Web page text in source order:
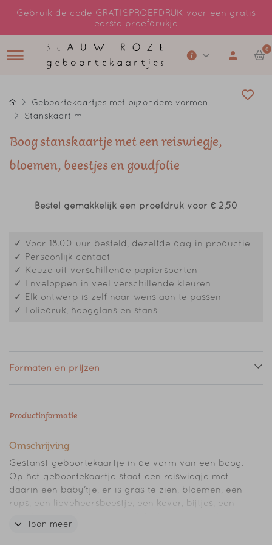
Gebruik de code GRATISPROEFDRUK voor een gratis
eerste proefdrukje
0
Geboortekaartjes met bijzondere vormen
Stanskaart m
Boog stanskaartje met een reiswiegje,
bloemen, beestjes en goudfolie
Bestel gemakkelijk een proefdruk voor € 2,50
✓ Voor 18.00 uur besteld, dezelfde dag in productie
✓ Persoonlijk contact
✓ Keuze uit verschillende papiersoorten
✓ Enveloppen in veel verschillende kleuren
✓ Elk ontwerp is zelf naar wens aan te passen
✓ Foliedruk, hoogglans en stans
Formaten en prijzen
Productinformatie
Omschrijving
Gestanst geboortekaartje in de vorm van een boog.
Op het geboortekaartje staat een reiswiegje met
daarin een baby'tje, er is gras te zien, bloemen, een
rups, een lieveheersbeestje, een kever, bijtjes, een
zowel de voor- als de achterkant in goudfolie op het
Toon meer